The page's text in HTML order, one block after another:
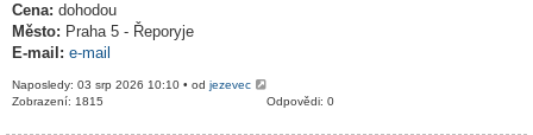
Cena: dohodou
Město: Praha 5 - Řeporyje
E-mail: e-mail
Naposledy: 03 srp 2026 10:10 • od jezevec
Odpovědi: 0
Zobrazení: 1815